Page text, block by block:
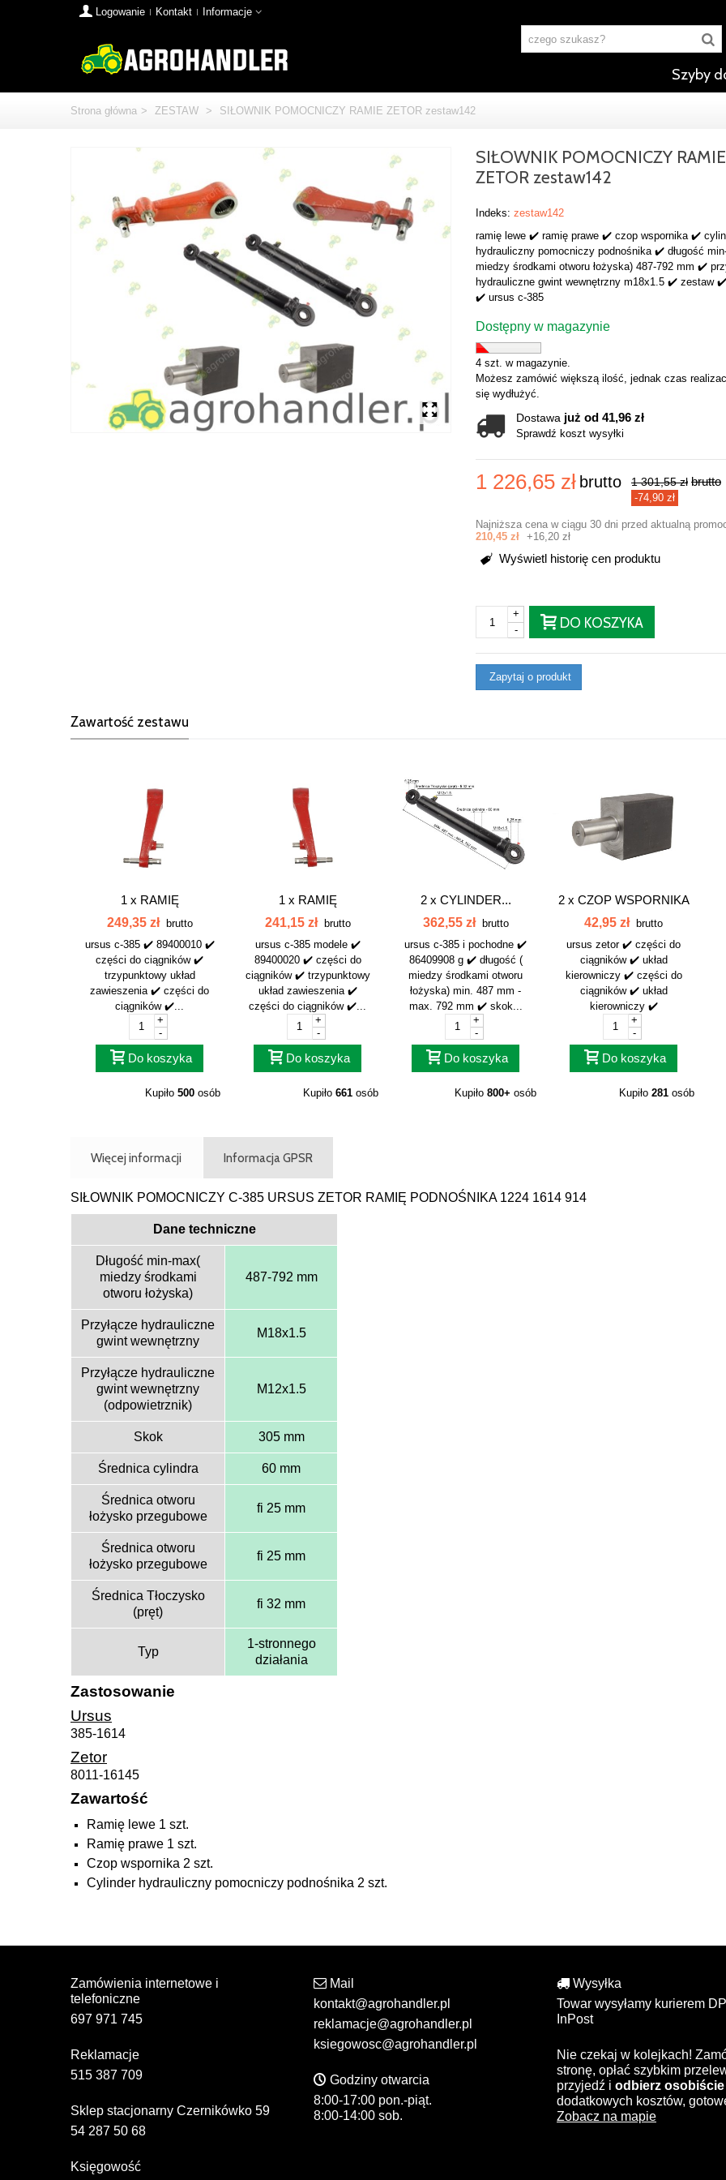
Logowanie Kontakt Informacje
Szyby
Strona główna > ZESTAW > SIŁOWNIK POMOCNICZY RAMIE ZETOR zestaw142
SIŁOWNIK POMOCNICZY RAMIE
ZETOR zestaw142
Indeks: zestaw142
ramię lewe ✔️ ramię prawe ✔️ czop wspornika ✔️
hydrauliczny pomocniczy podnośnika ✔️ długość
miedzy środkami otworu łożyska) 487-792 mm ✔️
hydrauliczne gwint wewnętrzny m18x1.5 ✔️ zestaw
✔️ ursus c-385
Dostępny w magazynie
4 szt. w magazynie.
Możesz zamówić większą ilość, jednak czas
się wydłużyć.
Dostawa już od 41,96 zł
Sprawdź koszt wysyłki
1 226,65 zł brutto 1 301,55 zł brutto
-74,90 zł
Najniższa cena w ciągu 30 dni przed aktualną
210,45 zł +16,20 zł
Wyświetl historię cen produktu
-
+
DO KOSZYKA
Zapytaj o produkt
Zawartość zestawu
1 x RAMIĘ
PODNOŚNIKA LEWE
249,35 zł brutto
ursus c-385 ✔️ 89400010 ✔️
części do ciągników ✔️
trzypunktowy układ
zawieszenia ✔️ części do
ciągników ✔️...
-
+
Do koszyka
Kupiło 500 osób
1 x RAMIĘ
PODNOŚNIKA PRAWE
241,15 zł brutto
ursus c-385 modele ✔️
89400020 ✔️ części do
ciągników ✔️ trzypunktowy
układ zawieszenia ✔️
części do ciągników ✔️...
-
+
Do koszyka
Kupiło 661 osób
2 x CYLINDER...
362,55 zł brutto
ursus c-385 i pochodne ✔️
86409908 g ✔️ długość (
miedzy środkami otworu
łożyska) min. 487 mm -
max. 792 mm ✔️ skok...
-
+
Do koszyka
Kupiło 800+ osób
2 x CZOP WSPORNIKA
C-385 (do...
42,95 zł brutto
ursus zetor ✔️ części do
ciągników ✔️ układ
kierowniczy ✔️ części do
ciągników ✔️ układ
kierowniczy ✔️
-
+
Do koszyka
Kupiło 281 osób
Więcej informacji Informacja GPSR
SIŁOWNIK POMOCNICZY C-385 URSUS ZETOR RAMIĘ PODNOŚNIKA 1224 1614 914
Dane techniczne
Długość min-max(
miedzy środkami
otworu łożyska)
487-792 mm
Przyłącze hydrauliczne
gwint wewnętrzny
M18x1.5
Przyłącze hydrauliczne
gwint wewnętrzny
(odpowietrznik)
M12x1.5
Skok 305 mm
Średnica cylindra 60 mm
Średnica otworu
łożysko przegubowe
fi 25 mm
Średnica otworu
łożysko przegubowe
fi 25 mm
Średnica Tłoczysko
(pręt)
fi 32 mm
Typ
1-stronnego
działania
Zastosowanie
Ursus
385-1614
Zetor
8011-16145
Zawartość
Ramię lewe 1 szt.
Ramię prawe 1 szt.
Czop wspornika 2 szt.
Cylinder hydrauliczny pomocniczy podnośnika 2 szt.
Zamówienia internetowe i
telefoniczne
697 971 745
Reklamacje
515 387 709
Sklep stacjonarny Czernikówko 59
54 287 50 68
Księgowość
Mail
kontakt@agrohandler.pl
reklamacje@agrohandler.pl
ksiegowosc@agrohandler.pl
Godziny otwarcia
8:00-17:00 pon.-piąt.
8:00-14:00 sob.
Wysyłka
Towar wysyłamy kurierem
InPost
Nie czekaj w kolejkach!
stronę, opłać szybkim
przyjedź i odbierz osobiście
dodatkowych kosztów,
Zobacz na mapie